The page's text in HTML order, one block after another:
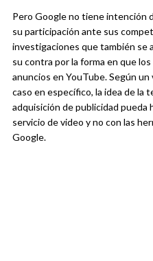
Pero Google no tiene intención
su participación ante sus
investigaciones que también se
su contra por la forma en que
anuncios en YouTube. Según
caso en específico, la idea de la
adquisición de publicidad
servicio de video y no con las
Google.